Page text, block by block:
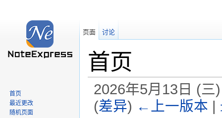
首页
2026年5月13日 (三
(差异) ←上一版本 |
页面 讨论
首页
最近更改
随机页面